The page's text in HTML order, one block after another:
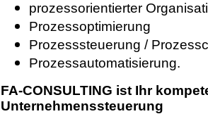
prozessorientierter
Prozessoptimierung
Prozesssteuerung /
Prozessautomatisierung.
FA-CONSULTING ist Ihr
Unternehmenssteuerung